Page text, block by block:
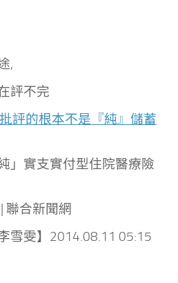
,
評不完
評的根本不是『純』儲蓄
」實支實付型住院醫療險
聯合新聞網
雪雯】2014.08.11 05:15